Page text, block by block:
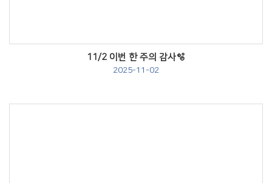
11/2 이번 한 주의 감사🫧
2025-11-02